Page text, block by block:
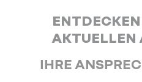
ENTDECKEN
AKTUELLEN
IHRE